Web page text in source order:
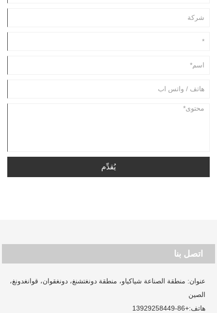
يُقدِّم
اتصل بنا
عنوان: منطقة الصناعة شياكياو، منطقة دونغتشنغ، دونغقوان، قوانغدونغ،
الصين
هاتف:+86-13929258449